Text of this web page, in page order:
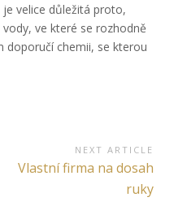
velice důležitá proto,
ve které se rozhodně
doporučí chemii, se kterou
NEXT ARTICLE
Next
Vlastní firma na dosah
ruky